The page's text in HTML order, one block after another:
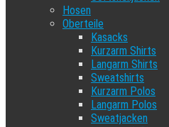
Hosen
Oberteile
Kasacks
Kurzarm Shirts
Langarm Shirts
Sweatshirts
Kurzarm Polos
Langarm Polos
Sweatjacken